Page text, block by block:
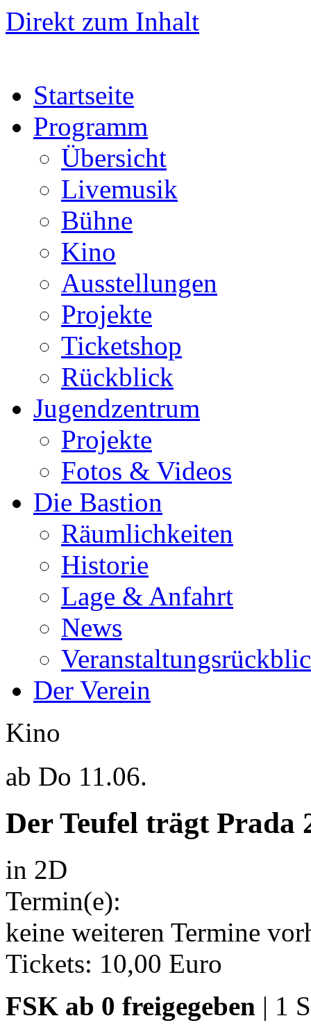
Direkt zum Inhalt
Startseite
Programm
Übersicht
Livemusik
Bühne
Kino
Ausstellungen
Projekte
Ticketshop
Rückblick
Jugendzentrum
Projekte
Fotos & Videos
Die Bastion
Räumlichkeiten
Historie
Lage & Anfahrt
News
Der Verein
Kino
ab Do 11.06.
Der Teufel trägt Prada
in 2D
Termin(e):
keine weiteren Termine
Tickets: 10,00 Euro
FSK ab 0 freigegeben | 1